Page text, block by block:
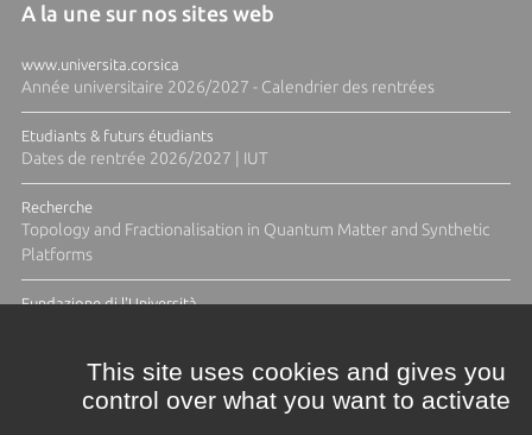
A la une sur nos sites web
www.universita.corsica
Année universitaire 2026/2027 - Calendrier des rentrées
Etudiants & futurs étudiants
Dates de rentrée 2026/2027 | IUT
Recherche
Topology and Fractionalisation in Quantum Matter and Synthetic
Platforms
Fundazione di l'Università
This site uses cookies and gives you
control over what you want to activate